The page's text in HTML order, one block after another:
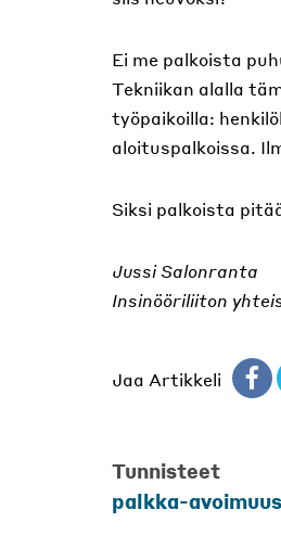
Ei me palkoista
Tekniikan alalla
työpaikoilla:
aloituspalkoissa.
Siksi palkoista
Jussi Salonranta
Insinööriliiton
Jaa Artikkeli
Tunnisteet
palkka-avoimuus